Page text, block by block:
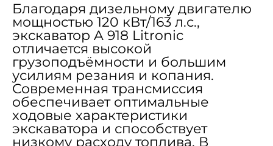
Благодаря дизельному двигателю
мощностью 120 кВт/163 л.с.,
экскаватор A 918 Litronic
отличается высокой
грузоподъёмности и большим
усилиям резания и копания.
Современная трансмиссия
обеспечивает оптимальные
ходовые характеристики
экскаватора и способствует
низкому расходу топлива. В